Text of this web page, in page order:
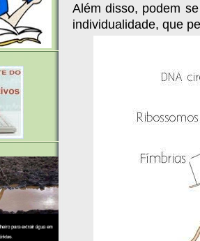
Além disso, podem
individualidade, que